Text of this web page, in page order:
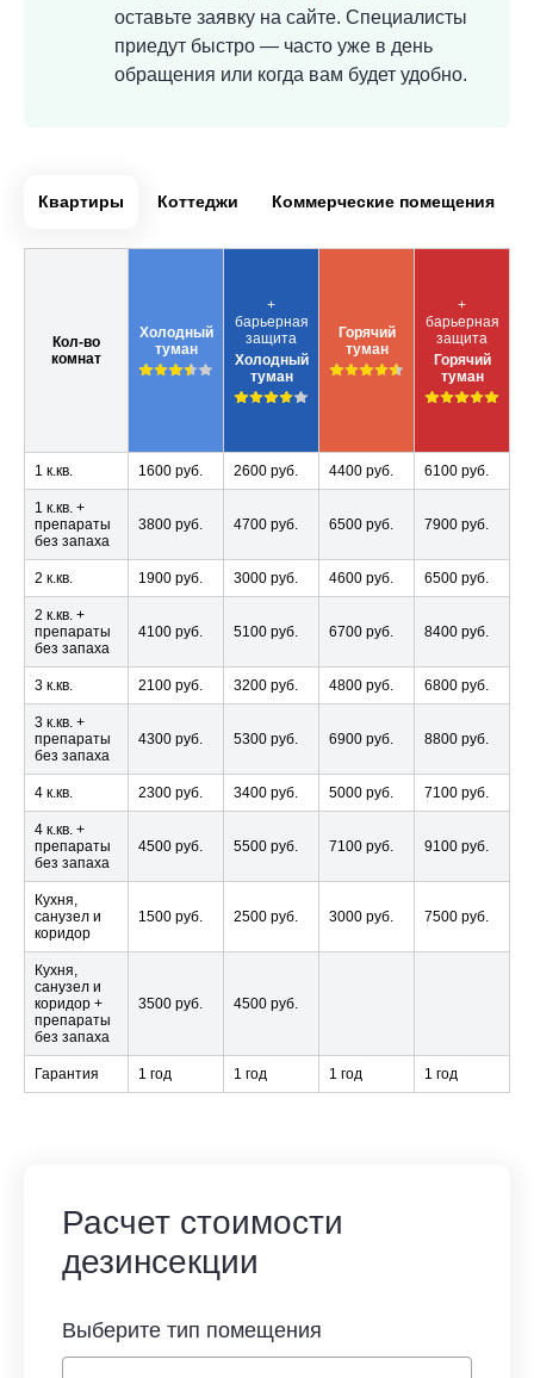
оставьте заявку на сайте. Специалисты
приедут быстро — часто уже в день
обращения или когда вам будет удобно.
Квартиры Коттеджи Коммерческие помещения
Кол-во
комнат
Холодный
туман
+
барьерная
защита
Холодный
туман
Горячий
туман
+
барьерная
защита
Горячий
туман
1 к.кв. 1600 руб. 2600 руб. 4400 руб. 6100 руб.
1 к.кв. +
препараты
без запаха
3800 руб. 4700 руб. 6500 руб. 7900 руб.
2 к.кв. 1900 руб. 3000 руб. 4600 руб. 6500 руб.
2 к.кв. +
препараты
без запаха
4100 руб. 5100 руб. 6700 руб. 8400 руб.
3 к.кв. 2100 руб. 3200 руб. 4800 руб. 6800 руб.
3 к.кв. +
препараты
без запаха
4300 руб. 5300 руб. 6900 руб. 8800 руб.
4 к.кв. 2300 руб. 3400 руб. 5000 руб. 7100 руб.
4 к.кв. +
препараты
без запаха
4500 руб. 5500 руб. 7100 руб. 9100 руб.
Кухня,
санузел и
коридор
1500 руб. 2500 руб. 3000 руб. 7500 руб.
Кухня,
санузел и
коридор +
препараты
без запаха
3500 руб. 4500 руб.
Гарантия 1 год 1 год 1 год 1 год
Расчет стоимости
дезинсекции
Выберите тип помещения